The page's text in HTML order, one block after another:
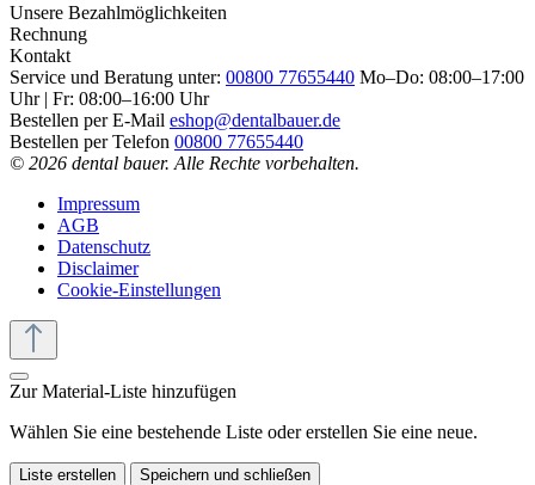
Unsere Bezahlmöglichkeiten
Rechnung
Kontakt
Service und Beratung unter: 00800 77655440 Mo–Do: 08:00–17:00
Uhr | Fr: 08:00–16:00 Uhr
Bestellen per E-Mail eshop@dentalbauer.de
Bestellen per Telefon 00800 77655440
© 2026 dental bauer. Alle Rechte vorbehalten.
Impressum
AGB
Datenschutz
Disclaimer
Cookie-Einstellungen
Zur Material-Liste hinzufügen
Wählen Sie eine bestehende Liste oder erstellen Sie eine neue.
Liste erstellen Speichern und schließen